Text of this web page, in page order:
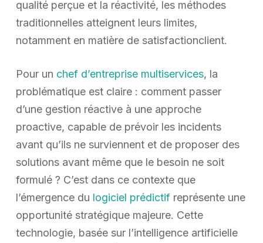
qualité perçue et la réactivité, les méthodes
traditionnelles atteignent leurs limites,
notamment en matière de satisfactionclient.
Pour un chef d’entreprise multiservices, la
problématique est claire : comment passer
d’une gestion réactive à une approche
proactive, capable de prévoir les incidents
avant qu’ils ne surviennent et de proposer des
solutions avant même que le besoin ne soit
formulé ? C’est dans ce contexte que
l’émergence du logiciel prédictifreprésente une
opportunité stratégique majeure. Cette
technologie, basée sur l’intelligence artificielle